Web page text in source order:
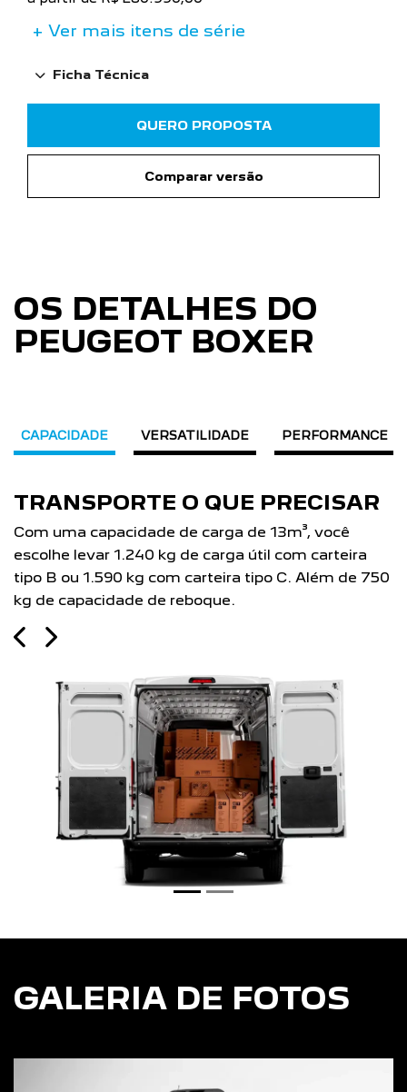
+ Ver mais itens de série
Ficha Técnica
QUERO PROPOSTA
Comparar versão
OS DETALHES DO
PEUGEOT BOXER
CAPACIDADE VERSATILIDADE PERFORMANCE
TRANSPORTE O QUE PRECISAR
Com uma capacidade de carga de 13m³, você
escolhe levar 1.240 kg de carga útil com carteira
tipo B ou 1.590 kg com carteira tipo C. Além de 750
kg de capacidade de reboque.
Previous
Next
GALERIA DE FOTOS